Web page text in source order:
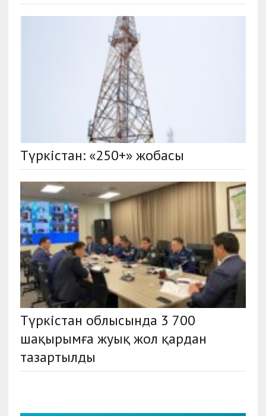
Түркістан: «250+» жобасы
Түркістан облысында 3 700
шақырымға жуық жол қардан
тазартылды